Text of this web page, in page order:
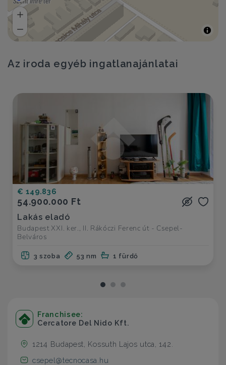
Az iroda egyéb ingatlanajánlatai
€ 149.836
54.900.000 Ft
Lakás eladó
Budapest XXI. ker., II. Rákóczi Ferenc út - Csepel-
Belváros
3 szoba 53 nm 1 fürdő
Franchisee:
Cercatore Del Nido Kft.
1214 Budapest, Kossuth Lajos utca, 142.
csepel@tecnocasa.hu